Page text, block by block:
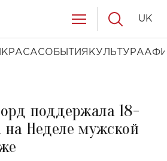
КРАСАСОБЫТИЯ КУЛЬТУРА
UK
поддержала 18-
на Неделе мужской